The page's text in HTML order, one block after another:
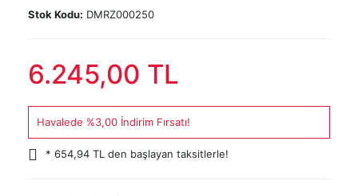
Stok Kodu: DMRZ000250
6.245,00 TL
Havalede %3,00 İndirim Fırsatı!
* 654,94 TL den başlayan taksitlerle!